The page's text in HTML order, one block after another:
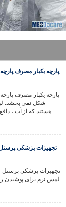
پارچه یکبار مصرف
پارچه یکبار مصرف
شکل نمی بخشد.
هستند که از آب ،